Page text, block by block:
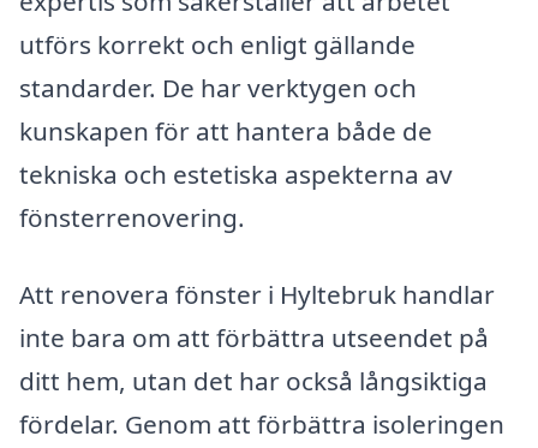
utförs korrekt och enligt gällande
standarder. De har verktygen och
kunskapen för att hantera både de
tekniska och estetiska aspekterna av
fönsterrenovering.
Att renovera fönster i Hyltebruk handlar
inte bara om att förbättra utseendet på
ditt hem, utan det har också långsiktiga
fördelar. Genom att förbättra isoleringen